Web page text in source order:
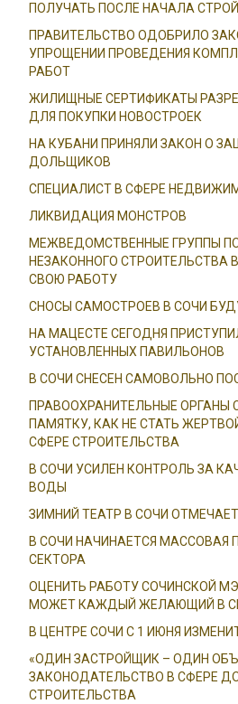
ПОЛУЧАТЬ ПОСЛЕ НАЧАЛА
ПРАВИТЕЛЬСТВО ОДОБРИЛО
УПРОЩЕНИИ ПРОВЕДЕНИЯ
РАБОТ
ЖИЛИЩНЫЕ СЕРТИФИКАТЫ
ДЛЯ ПОКУПКИ НОВОСТРОЕК
НА КУБАНИ ПРИНЯЛИ ЗАКОН О
ДОЛЬЩИКОВ
СПЕЦИАЛИСТ В СФЕРЕ
ЛИКВИДАЦИЯ МОНСТРОВ
МЕЖВЕДОМСТВЕННЫЕ ГРУППЫ
НЕЗАКОННОГО СТРОИТЕЛЬСТВА
СВОЮ РАБОТУ
СНОСЫ САМОСТРОЕВ В СОЧИ
НА МАЦЕСТЕ СЕГОДНЯ
УСТАНОВЛЕННЫХ ПАВИЛЬОНОВ
В СОЧИ СНЕСЕН САМОВОЛЬНО
ПРАВООХРАНИТЕЛЬНЫЕ ОРГАНЫ
ПАМЯТКУ, КАК НЕ СТАТЬ
СФЕРЕ СТРОИТЕЛЬСТВА
В СОЧИ УСИЛЕН КОНТРОЛЬ ЗА
ВОДЫ
ЗИМНИЙ ТЕАТР В СОЧИ
В СОЧИ НАЧИНАЕТСЯ МАССОВАЯ
СЕКТОРА
ОЦЕНИТЬ РАБОТУ СОЧИНСКОЙ
МОЖЕТ КАЖДЫЙ ЖЕЛАЮЩИЙ В
В ЦЕНТРЕ СОЧИ С 1 ИЮНЯ
«ОДИН ЗАСТРОЙЩИК – ОДИН
ЗАКОНОДАТЕЛЬСТВО В СФЕРЕ
СТРОИТЕЛЬСТВА